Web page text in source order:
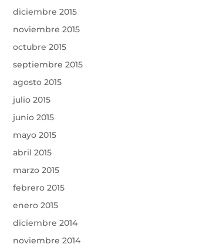
diciembre 2015
noviembre 2015
octubre 2015
septiembre 2015
agosto 2015
julio 2015
junio 2015
mayo 2015
abril 2015
marzo 2015
febrero 2015
enero 2015
diciembre 2014
noviembre 2014